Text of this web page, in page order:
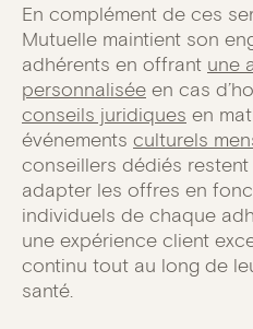
En complément de ces
Mutuelle maintient son
adhérents en offrant une
personnalisée en cas
conseils juridiques en
événements culturels
conseillers dédiés
adapter les offres en
individuels de chaque
une expérience client
continu tout au long de
santé.